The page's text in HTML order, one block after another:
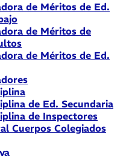
de Méritos de Ed.
de Méritos de
de Méritos de Ed.
de Ed. Secundaria
de Inspectores
Cuerpos Colegiados